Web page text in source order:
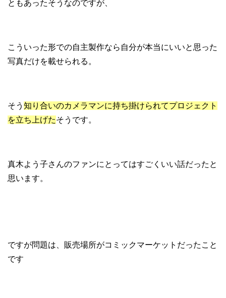
ともあったそうなのですが、
こういった形での自主製作なら自分が本当にいいと思った
写真だけを載せられる。
そう 知り合いのカメラマンに持ち掛けられてプロジェクト
を立ち上げたそうです。
真木よう子さんのファンにとってはすごくいい話だったと
思います。
ですが問題は、販売場所がコミックマーケットだったこと
です